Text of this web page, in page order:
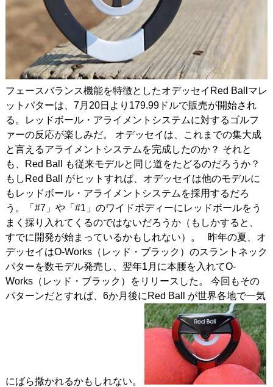
フェースバランス機能を特徴としたオデッセイRed Ballマレ
ットパターは、7月20日より179.99ドルで販売が開始され
る。レッドボール・アライメントシステムに対するゴルフ
ァーの反応が楽しみだ。 オデッセイは、これまでの集大成
と言えるアライメントシステムを完成したのか？ それと
も、Red Ball も従来モデルと同じ道をたどるのだろうか？
もしRed Ball がヒットすれば、オデッセイは他のモデルに
もレッドボール・アライメントシステムを採用するだろ
う。「#7」や「#1」のワイドボディーにレッドボールをう
まく採り入れてくるのではないだろうか（もしかすると、
すでに開発が始まっているかもしれない）。 昨年の夏、オ
デッセイはO-Works（レッド・ブラック）のスラントネック
パターを数モデル発売し、翌年1月に本腰を入れてO-
Works（レッド・ブラック）をリリースした。 今回もその
パターンだとすれば、6か月後にRed Ball が世界各地で一気
にばら撒かれるかもしれない。